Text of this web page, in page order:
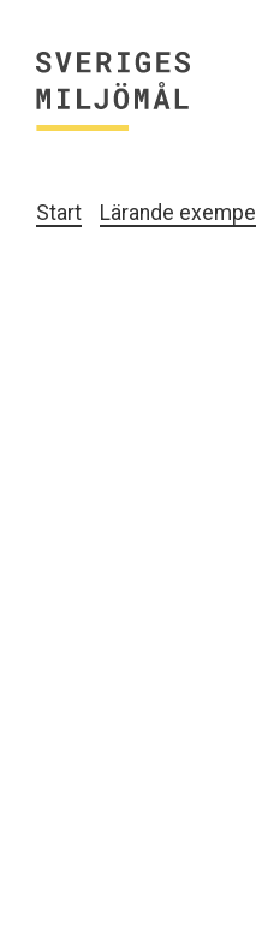
Start Lärande exempel